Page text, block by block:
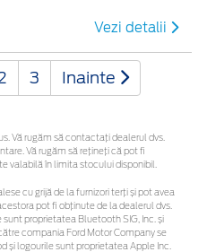
Vezi detalii
3 Inainte
Vă rugăm să contactaţi dealerul dvs.
Vă rugăm să rețineți că pot fi
valabilă în limita stocului disponibil.
cu grijă de la furnizori terți și pot avea
pot fi obținute de la dealerul dvs.
proprietatea Bluetooth SIG, Inc. și
compania Ford Motor Company se
și logourile sunt proprietatea Apple Inc.